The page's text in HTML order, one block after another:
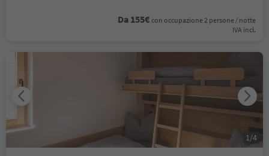
Da 155€ con occupazione 2 persone / notte
IVA incl.
1 /4